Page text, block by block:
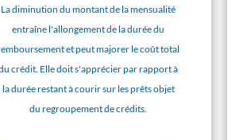
La diminution du montant de la mensualité
entraîne l'allongement de la durée du
et peut majorer le coût total
crédit. Elle doit s'apprécier par rapport à
la durée restant à courir sur les prêts objet
du regroupement de crédits.